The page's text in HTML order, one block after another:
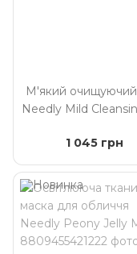
М'який очищуючий
Needly Mild
1 045 грн